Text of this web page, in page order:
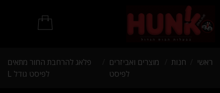
ראשי חנות
מוצרים ואביזרים
לפיסט
פלאג להרחבת החור מתאים
לפיסט גודל L